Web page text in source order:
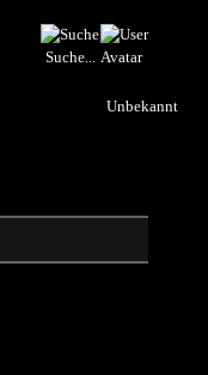
Suche...
Unbekannt